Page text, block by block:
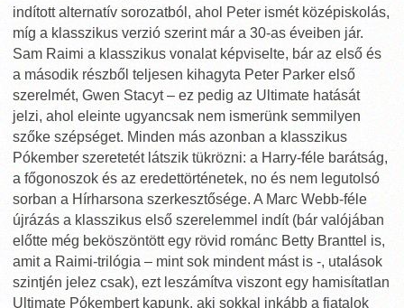
indított alternatív sorozatból, ahol Peter ismét középiskolás,
míg a klasszikus verzió szerint már a 30-as éveiben jár.
Sam Raimi a klasszikus vonalat képviselte, bár az első és
a második részből teljesen kihagyta Peter Parker első
szerelmét, Gwen Stacyt – ez pedig az Ultimate hatását
jelzi, ahol eleinte ugyancsak nem ismerünk semmilyen
szőke szépséget. Minden más azonban a klasszikus
Pókember szeretetét látszik tükrözni: a Harry-féle barátság,
a főgonoszok és az eredettörténetek, no és nem legutolsó
sorban a Hírharsona szerkesztősége. A Marc Webb-féle
újrázás a klasszikus első szerelemmel indít (bár valójában
előtte még beköszöntött egy rövid románc Betty Branttel is,
amit a Raimi-trilógia – mint sok mindent mást is -, utalások
szintjén jelez csak), ezt leszámítva viszont egy hamisítatlan
Ultimate Pókembert kapunk, aki sokkal inkább a fiatalok